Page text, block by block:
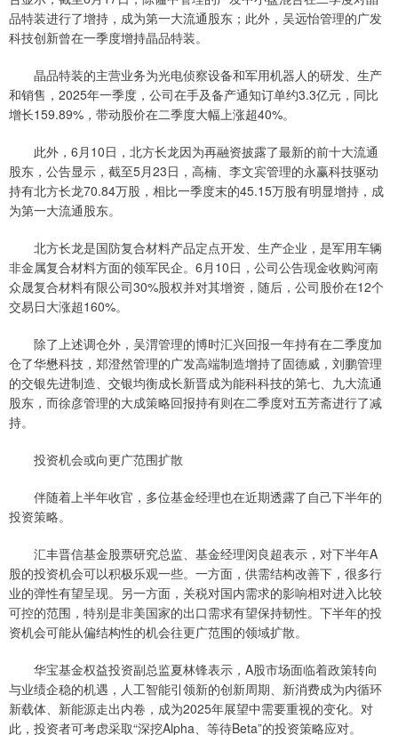
品特装进行了增持，成为第一大流通股东；此外，吴远怡管理的广发
科技创新曾在一季度增持晶品特装。
晶品特装的主营业务为光电侦察设备和军用机器人的研发、生产
和销售，2025年一季度，公司在手及备产通知订单约3.3亿元，同比
增长159.89%，带动股价在二季度大幅上涨超40%。
此外，6月10日，北方长龙因为再融资披露了最新的前十大流通
股东，公告显示，截至5月23日，高楠、李文宾管理的永赢科技驱动
持有北方长龙70.84万股，相比一季度末的45.15万股有明显增持，成
为第一大流通股东。
北方长龙是国防复合材料产品定点开发、生产企业，是军用车辆
非金属复合材料方面的领军民企。6月10日，公司公告现金收购河南
众晟复合材料有限公司30%股权并对其增资，随后，公司股价在12个
交易日大涨超160%。
除了上述调仓外，吴渭管理的博时汇兴回报一年持有在二季度加
仓了华懋科技，郑澄然管理的广发高端制造增持了固德威，刘鹏管理
的交银先进制造、交银均衡成长新晋成为能科科技的第七、九大流通
股东，而徐彦管理的大成策略回报持有则在二季度对五芳斋进行了减
持。
投资机会或向更广范围扩散
伴随着上半年收官，多位基金经理也在近期透露了自己下半年的
投资策略。
汇丰晋信基金股票研究总监、基金经理闵良超表示，对下半年A
股的投资机会可以积极乐观一些。一方面，供需结构改善下，很多行
业的弹性有望呈现。另一方面，关税对国内需求的影响相对进入比较
可控的范围，特别是非美国家的出口需求有望保持韧性。下半年的投
资机会可能从偏结构性的机会往更广范围的领域扩散。
华宝基金权益投资副总监夏林锋表示，A股市场面临着政策转向
与业绩企稳的机遇，人工智能引领新的创新周期、新消费成为内循环
新载体、新能源走出内卷，成为2025年展望中需要重视的变化。对
此，投资者可考虑采取“深挖Alpha、等待Beta”的投资策略应对。